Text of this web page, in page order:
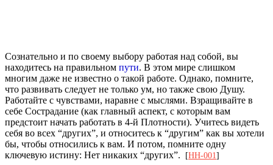
Сознательно и по своему выбору работая над собой, вы
находитесь на правильном пути. В этом мире слишком
многим даже не известно о такой работе. Однако, помните,
что развивать следует не только ум, но также свою Душу.
Работайте с чувствами, наравне с мыслями. Взращивайте в
себе Сострадание (как главный аспект, с которым вам
предстоит начать работать в 4-й Плотности). Учитесь видеть
себя во всех “других”, и относитесь к “другим” как вы хотели
бы, чтобы относились к вам. И потом, помните одну
ключевую истину: Нет никаких “других”.
[HH-001 ]